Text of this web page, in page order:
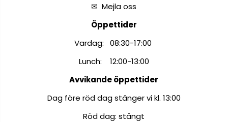
✉Mejla oss
Öppettider
Vardag: 08:30-17:00
Lunch: 12:00-13:00
Avvikande öppettider
Dag före röd dag stänger vi kl. 13:00
Röd dag: stängt